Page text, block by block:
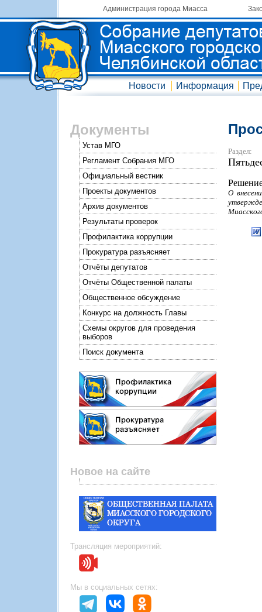
Администрация города Миасса
Новости Информация
Документы
Устав МГО
Регламент Собрания МГО
Официальный вестник
Проекты документов
Архив документов
Результаты проверок
Профилактика коррупции
Прокуратура разъясняет
Отчёты депутатов
Отчёты Общественной палаты
Общественное обсуждение
Конкурс на должность Главы
Схемы округов для проведения
выборов
Поиск документа
Новое на сайте
Трансляция мероприятий:
Мы в социальных сетях:
Раздел:
О